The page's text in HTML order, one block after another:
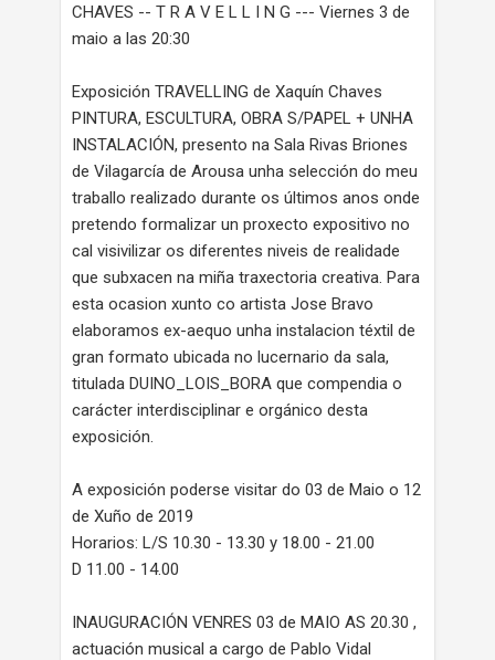
CHAVES -- T R A V E L L I N G --- Viernes 3 de
maio a las 20:30
Exposición TRAVELLING de Xaquín Chaves
PINTURA, ESCULTURA, OBRA S/PAPEL + UNHA
INSTALACIÓN, presento na Sala Rivas Briones
de Vilagarcía de Arousa unha selección do meu
traballo realizado durante os últimos anos onde
pretendo formalizar un proxecto expositivo no
cal visivilizar os diferentes niveis de realidade
que subxacen na miña traxectoria creativa. Para
esta ocasion xunto co artista Jose Bravo
elaboramos ex-aequo unha instalacion téxtil de
gran formato ubicada no lucernario da sala,
titulada DUINO_LOIS_BORA que compendia o
carácter interdisciplinar e orgánico desta
exposición.
A exposición poderse visitar do 03 de Maio o 12
de Xuño de 2019
Horarios: L/S 10.30 - 13.30 y 18.00 - 21.00
D 11.00 - 14.00
INAUGURACIÓN VENRES 03 de MAIO AS 20.30 ,
actuación musical a cargo de Pablo Vidal